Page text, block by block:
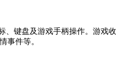
、键盘及游戏手柄操作。游戏
事件等。